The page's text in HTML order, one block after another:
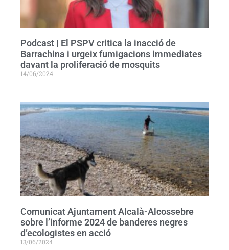
Podcast | El PSPV critica la inacció de
Barrachina i urgeix fumigacions immediates
davant la proliferació de mosquits
14/06/2024
Comunicat Ajuntament Alcalà-Alcossebre
sobre l’informe 2024 de banderes negres
d’ecologistes en acció
13/06/2024